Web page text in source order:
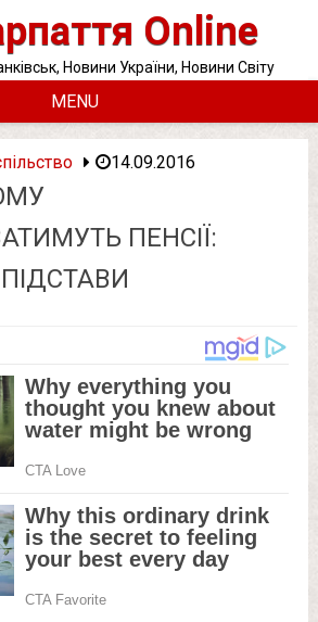
Online
Новини України, Новини Світу
MENU
14.09.2016
ПЕНСІЇ: